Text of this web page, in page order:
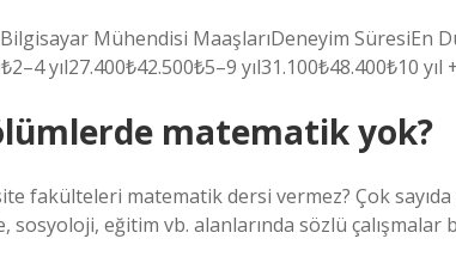
Mühendisi MaaşlarıDeneyim SüresiEn
yıl27.400₺42.500₺5–9 yıl31.100₺48.400₺10 yıl
matematik yok?
fakülteleri matematik dersi vermez? Çok
sosyoloji, eğitim vb. alanlarında sözlü çalışmalar